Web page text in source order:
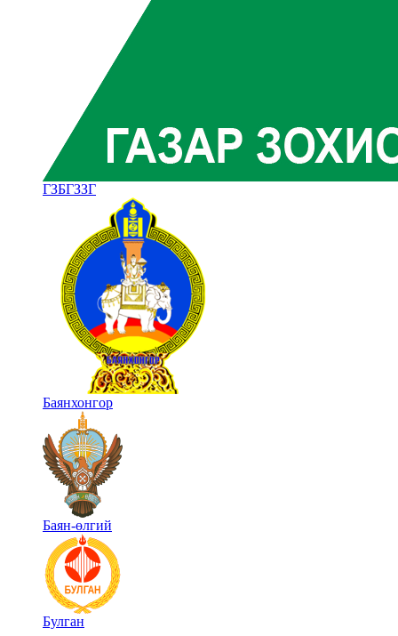
ГЗБГЗЗГ
Баянхонгор
Баян-өлгий
Булган